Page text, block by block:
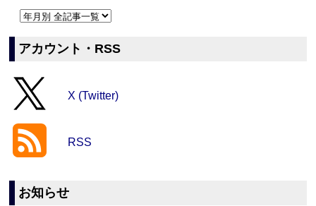
アカウント・RSS
X (Twitter)
RSS
お知らせ